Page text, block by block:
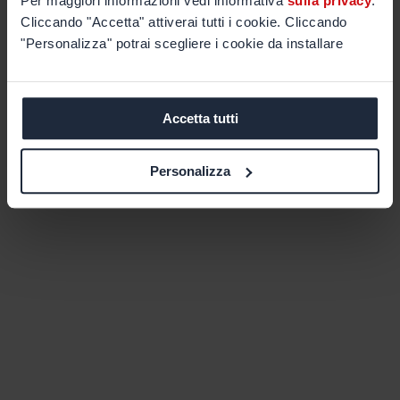
Cliccando "Accetta" attiverai tutti i cookie. Cliccando
"Personalizza" potrai scegliere i cookie da installare
Accetta tutti
Personalizza